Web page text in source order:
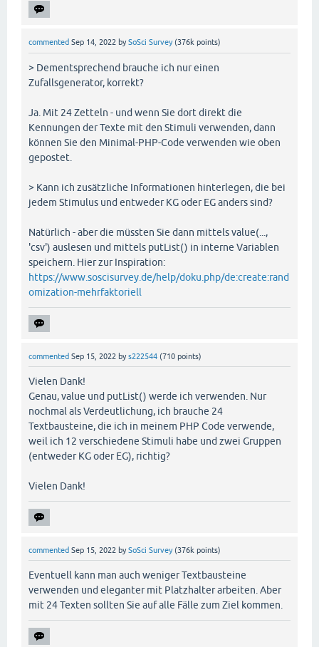
commented Sep 14, 2022 bySoSci Survey (376k points)
> Dementsprechend brauche ich nur einen
Zufallsgenerator, korrekt?
Ja. Mit 24 Zetteln - und wenn Sie dort direkt die
Kennungen der Texte mit den Stimuli verwenden, dann
können Sie den Minimal-PHP-Code verwenden wie oben
gepostet.
> Kann ich zusätzliche Informationen hinterlegen, die bei
jedem Stimulus und entweder KG oder EG anders sind?
Natürlich - aber die müssten Sie dann mittels value(...,
'csv') auslesen und mittels putList() in interne Variablen
speichern. Hier zur Inspiration:
https://www.soscisurvey.de/help/doku.php/de:create:rand
omization-mehrfaktoriell
commented Sep 15, 2022 bys222544 (710 points)
Vielen Dank!
Genau, value und putList() werde ich verwenden. Nur
nochmal als Verdeutlichung, ich brauche 24
Textbausteine, die ich in meinem PHP Code verwende,
weil ich 12 verschiedene Stimuli habe und zwei Gruppen
(entweder KG oder EG), richtig?
Vielen Dank!
commented Sep 15, 2022 bySoSci Survey (376k points)
Eventuell kann man auch weniger Textbausteine
verwenden und eleganter mit Platzhalter arbeiten. Aber
mit 24 Texten sollten Sie auf alle Fälle zum Ziel kommen.